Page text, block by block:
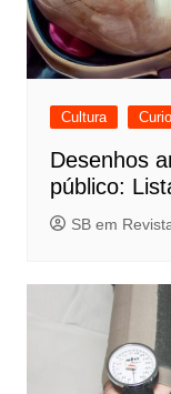
Cultura
Desenhos
público:
SB em